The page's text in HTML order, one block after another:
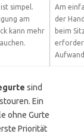
simpel.
am
kann mehr
Am
der
beim
sind
Ein
ohne Gurte
Priorität